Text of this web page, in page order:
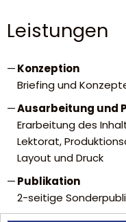
Leistungen
Konzeption
Briefing und
Ausarbeitung und
Erarbeitung des
Lektorat,
Layout und Druck
Publikation
2-seitige